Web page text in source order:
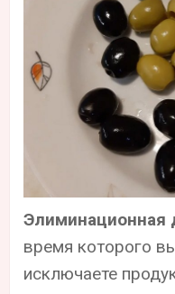
Элиминационная
время которого
исключаете